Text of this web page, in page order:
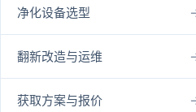
净化设备选型
翻新改造与运维
获取方案与报价